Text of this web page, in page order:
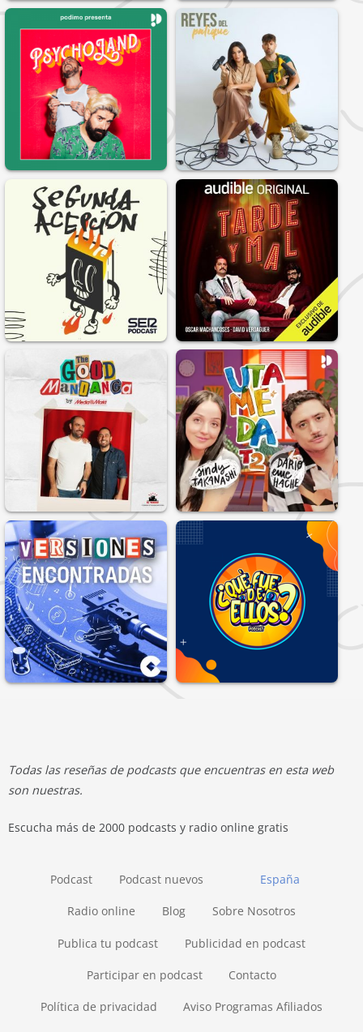
Todas las reseñas de podcasts que encuentras en esta web
son nuestras.
Escucha más de 2000 podcasts y radio online gratis
España
Podcast Podcast nuevos
Radio online Blog Sobre Nosotros
Publica tu podcast Publicidad en podcast
Participar en podcast Contacto
Política de privacidad Aviso Programas Afiliados